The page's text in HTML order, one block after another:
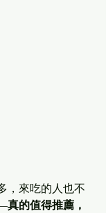
，來吃的人也不
真的值得推薦，